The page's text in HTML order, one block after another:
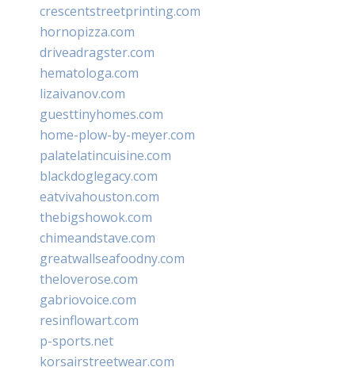
crescentstreetprinting.com
hornopizza.com
driveadragster.com
hematologa.com
lizaivanov.com
guesttinyhomes.com
home-plow-by-meyer.com
palatelatincuisine.com
blackdoglegacy.com
eatvivahouston.com
thebigshowok.com
chimeandstave.com
greatwallseafoodny.com
theloverose.com
gabriovoice.com
resinflowart.com
p-sports.net
korsairstreetwear.com